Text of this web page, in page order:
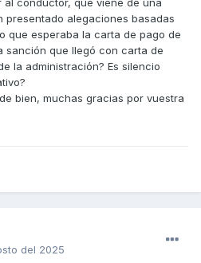
conductor, que viene de una
presentado alegaciones basadas
que esperaba la carta de pago de
sanción que llegó con carta de
la administración? Es silencio
bien, muchas gracias por vuestra
del 2025